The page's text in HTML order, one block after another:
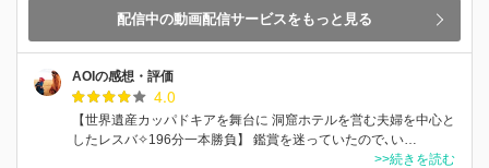
配信中の動画配信サービスをもっと見る
AOIの感想・評価
4.0
【世界遺産カッパドキアを舞台に 洞窟ホテルを営む夫婦を中心と
したレスバ✧196分一本勝負】 鑑賞を迷っていたので､い…
>>続きを読む